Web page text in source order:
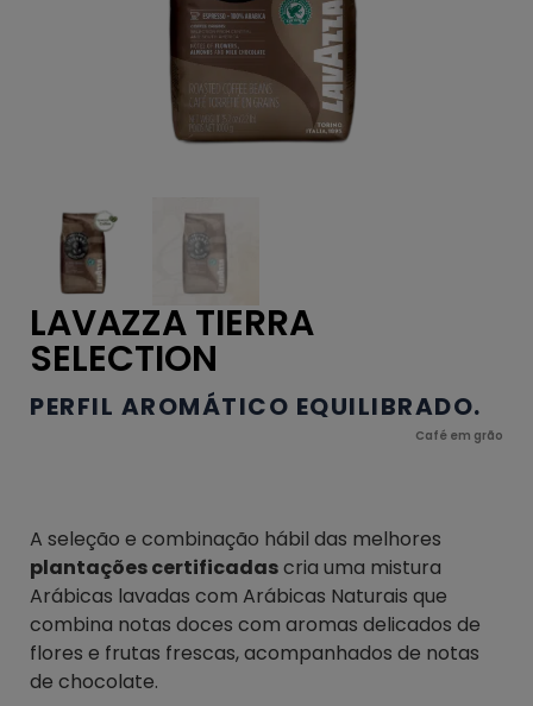
LAVAZZA TIERRA
SELECTION
PERFIL AROMÁTICO EQUILIBRADO.
Café em grão
A seleção e combinação hábil das melhores
plantações certificadascria uma mistura
Arábicas lavadas com Arábicas Naturais que
combina notas doces com aromas delicados de
flores e frutas frescas, acompanhados de notas
de chocolate.